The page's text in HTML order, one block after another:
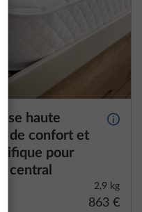
haute
de confort et
pour
central
Plus
2,9 kg
863 €